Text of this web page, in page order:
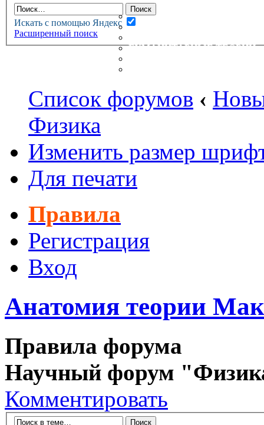
Искать с помощью Яндекс
Расширенный поиск
НОВАЯ ТЕОРИЯФОРУМ
НОВЫЕ СООБЩЕНИЯ
НЕПРОЧИТАННЫЕ
ГУМАНИТАРНЫЕ ТЕОРИИ
Список форумов ‹
Физика
Изменить размер
Для печати
Правила
Регистрация
Вход
Анатомия теории
Правила форума
Научный форум
Комментировать